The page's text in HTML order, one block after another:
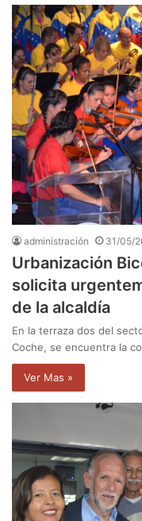
administración 31/05/
Urbanización
solicita
de la alcaldía
En la terraza dos del
Coche, se encuentra la
Ver Mas »